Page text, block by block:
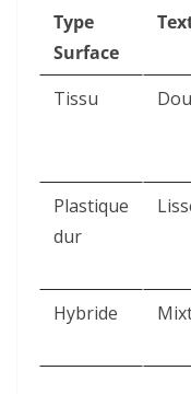
Type
Surface
Tissu
Plastique
dur
Hybride